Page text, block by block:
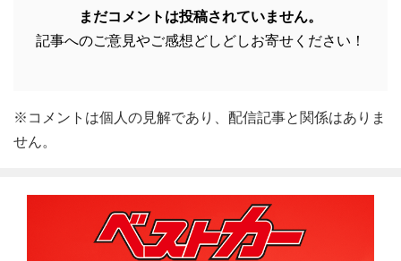
まだコメントは投稿されていません。
記事へのご意見やご感想どしどしお寄せください！
※コメントは個人の見解であり、配信記事と関係はありま
せん。